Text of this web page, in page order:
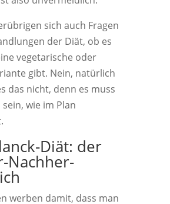
sich auch Fragen
der Diät, ob es
vegetarische oder
gibt. Nein, natürlich
das nicht, denn es muss
sein, wie im Plan
Diät: der
Nachher-
werben damit, dass man